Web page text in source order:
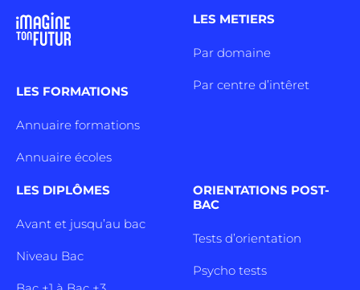
LES FORMATIONS
Annuaire formations
Annuaire écoles
LES METIERS
Par domaine
Par centre d’intêret
LES DIPLÔMES
Avant et jusqu’au bac
Niveau Bac
ORIENTATIONS POST-
BAC
Tests d’orientation
Psycho tests